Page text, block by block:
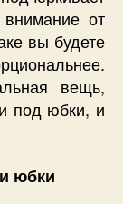
от
вы будете
вещь,
под юбки, и
юбки